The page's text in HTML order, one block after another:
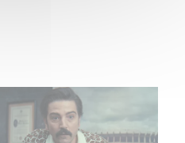
86 ya está disponible en